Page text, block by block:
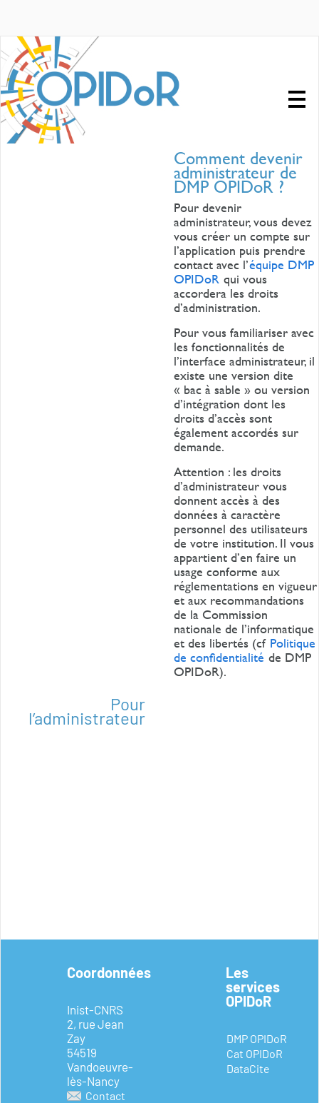
Comment devenir
administrateur de
DMP OPIDoR ?
Pour devenir
administrateur, vous devez
vous créer un compte sur
l’application puis prendre
contact avec l’équipe DMP
OPIDoR qui vous
accordera les droits
d’administration.
Pour vous familiariser avec
les fonctionnalités de
l’interface administrateur, il
existe une version dite
« bac à sable » ou version
d’intégration dont les
droits d’accès sont
également accordés sur
demande.
Attention : les droits
d’administrateur vous
donnent accès à des
données à caractère
personnel des utilisateurs
de votre institution. Il vous
appartient d’en faire un
usage conforme aux
réglementations en vigueur
et aux recommandations
de la Commission
nationale de l’informatique
et des libertés (cf Politique
de confidentialité de DMP
OPIDoR).
Pour
l’administrateur
Coordonnées
Inist-CNRS
2, rue Jean
Zay
54519
Vandoeuvre-
lès-Nancy
Contact
Les
services
OPIDoR
DMP OPIDoR
Cat OPIDoR
DataCite